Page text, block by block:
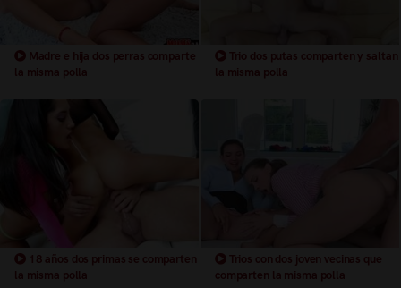
Madre e hija dos perras comparte
la misma polla
Trio dos putas comparten y saltan
la misma polla
18 años dos primas se comparten
la misma polla
Trios con dos joven vecinas que
comparten la misma polla